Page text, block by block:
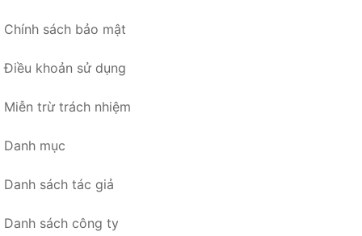
Chính sách bảo mật
Điều khoản sử dụng
Miễn trừ trách nhiệm
Danh mục
Danh sách tác giả
Danh sách công ty